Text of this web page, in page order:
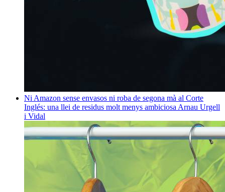
Ni Amazon sense envasos ni roba de segona mà al Corte
Inglés: una llei de residus molt menys ambiciosa Arnau Urgell
i Vidal